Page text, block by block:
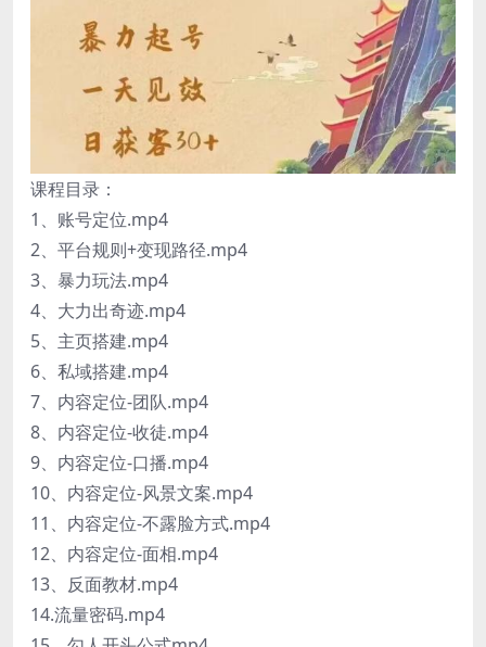
课程目录：
1、账号定位.mp4
2、平台规则+变现路径.mp4
3、暴力玩法.mp4
4、大力出奇迹.mp4
5、主页搭建.mp4
6、私域搭建.mp4
7、内容定位-团队.mp4
8、内容定位-收徒.mp4
9、内容定位-口播.mp4
10、内容定位-风景文案.mp4
11、内容定位-不露脸方式.mp4
12、内容定位-面相.mp4
13、反面教材.mp4
14.流量密码.mp4